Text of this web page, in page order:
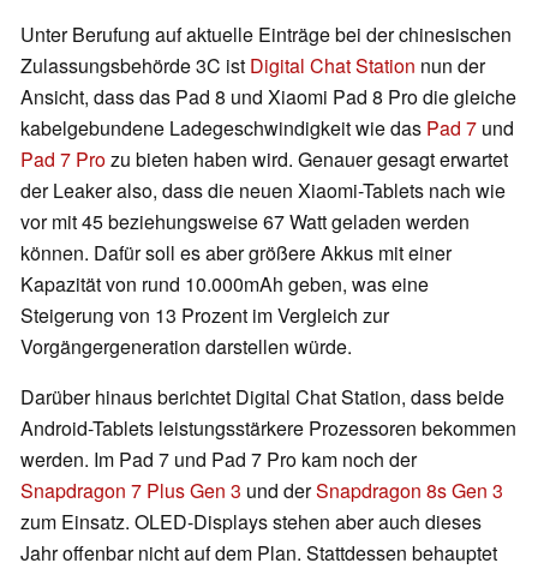
Unter Berufung auf aktuelle Einträge bei der chinesischen
Zulassungsbehörde 3C ist Digital Chat Station nun der
Ansicht, dass das Pad 8 und Xiaomi Pad 8 Pro die gleiche
kabelgebundene Ladegeschwindigkeit wie das Pad 7 und
Pad 7 Prozu bieten haben wird. Genauer gesagt erwartet
der Leaker also, dass die neuen Xiaomi-Tablets nach wie
vor mit 45 beziehungsweise 67 Watt geladen werden
können. Dafür soll es aber größere Akkus mit einer
Kapazität von rund 10.000mAh geben, was eine
Steigerung von 13 Prozent im Vergleich zur
Vorgängergeneration darstellen würde.
Darüber hinaus berichtet Digital Chat Station, dass beide
Android-Tablets leistungsstärkere Prozessoren bekommen
werden. Im Pad 7 und Pad 7 Pro kam noch der
Snapdragon 7 Plus Gen 3 und derSnapdragon 8s Gen 3
zum Einsatz. OLED-Displays stehen aber auch dieses
Jahr offenbar nicht auf dem Plan. Stattdessen behauptet